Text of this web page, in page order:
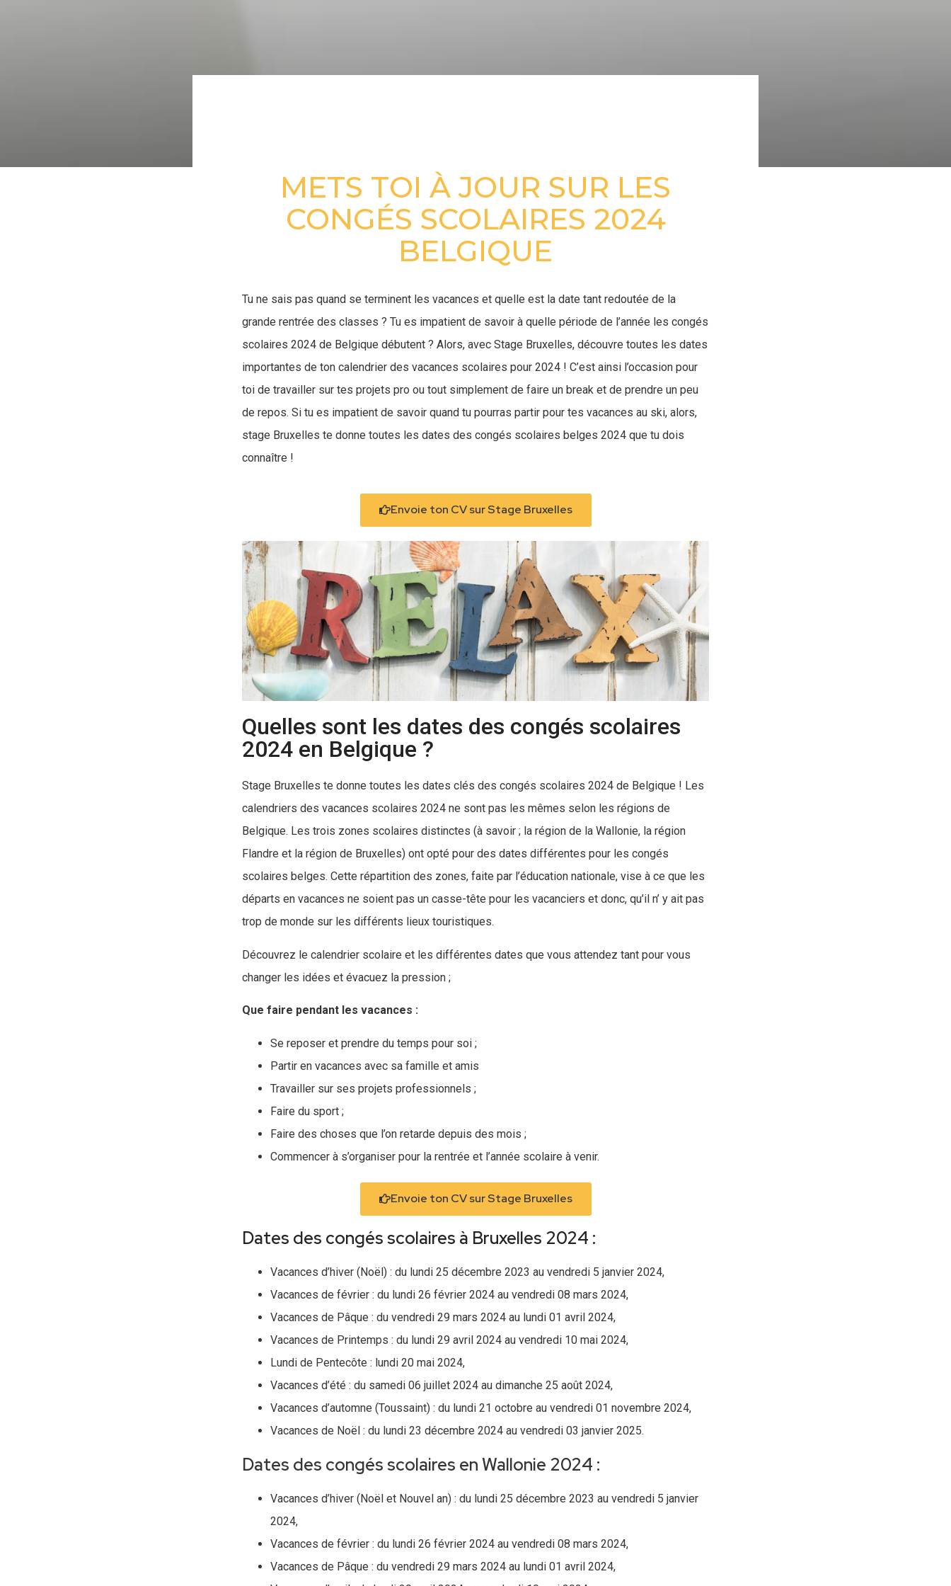
METS TOI À JOUR SUR LES
CONGÉS SCOLAIRES 2024
BELGIQUE
Tu ne sais pas quand se terminent les vacances et quelle est la date tant redoutée de la
grande rentrée des classes ? Tu es impatient de savoir à quelle période de l’année les congés
scolaires 2024 de Belgique débutent ? Alors, avec Stage Bruxelles, découvre toutes les dates
importantes de ton calendrier des vacances scolaires pour 2024 ! C’est ainsi l’occasion pour
toi de travailler sur tes projets pro ou tout simplement de faire un break et de prendre un peu
de repos. Si tu es impatient de savoir quand tu pourras partir pour tes vacances au ski, alors,
stage Bruxelles te donne toutes les dates des congés scolaires belges 2024 que tu dois
connaître !
Envoie ton CV sur Stage Bruxelles
Quelles sont les dates des congés scolaires
2024 en Belgique ?
Stage Bruxelles te donne toutes les dates clés des congés scolaires 2024 de Belgique ! Les
calendriers des vacances scolaires 2024 ne sont pas les mêmes selon les régions de
Belgique. Les trois zones scolaires distinctes (à savoir ; la région de la Wallonie, la région
Flandre et la région de Bruxelles) ont opté pour des dates différentes pour les congés
scolaires belges. Cette répartition des zones, faite par l’éducation nationale, vise à ce que les
départs en vacances ne soient pas un casse-tête pour les vacanciers et donc, qu’il n’ y ait pas
trop de monde sur les différents lieux touristiques.
Découvrez le calendrier scolaire et les différentes dates que vous attendez tant pour vous
changer les idées et évacuez la pression ;
Que faire pendant les vacances :
Se reposer et prendre du temps pour soi ;
Partir en vacances avec sa famille et amis
Travailler sur ses projets professionnels ;
Faire du sport ;
Faire des choses que l’on retarde depuis des mois ;
Commencer à s’organiser pour la rentrée et l’année scolaire à venir.
Envoie ton CV sur Stage Bruxelles
Dates des congés scolaires à Bruxelles 2024 :
Vacances d’hiver (Noël) : du lundi 25 décembre 2023 au vendredi 5 janvier 2024,
Vacances de février : du lundi 26 février 2024 au vendredi 08 mars 2024,
Vacances de Pâque : du vendredi 29 mars 2024 au lundi 01 avril 2024,
Vacances de Printemps : du lundi 29 avril 2024 au vendredi 10 mai 2024,
Lundi de Pentecôte : lundi 20 mai 2024,
Vacances d’été : du samedi 06 juillet 2024 au dimanche 25 août 2024,
Vacances d’automne (Toussaint) : du lundi 21 octobre au vendredi 01 novembre 2024,
Vacances de Noël : du lundi 23 décembre 2024 au vendredi 03 janvier 2025.
Dates des congés scolaires en Wallonie 2024 :
Vacances d’hiver (Noël et Nouvel an) : du lundi 25 décembre 2023 au vendredi 5 janvier
2024,
Vacances de février : du lundi 26 février 2024 au vendredi 08 mars 2024,
Vacances de Pâque : du vendredi 29 mars 2024 au lundi 01 avril 2024,